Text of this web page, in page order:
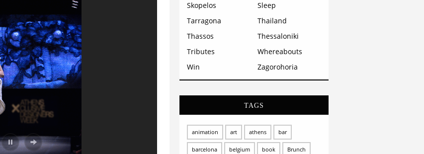
Skopelos
Sleep
Tarragona
Thailand
Thassos
Thessaloniki
Tributes
Whereabouts
Win
Zagorohoria
TAGS
animation art athens bar
barcelona belgium book Brunch